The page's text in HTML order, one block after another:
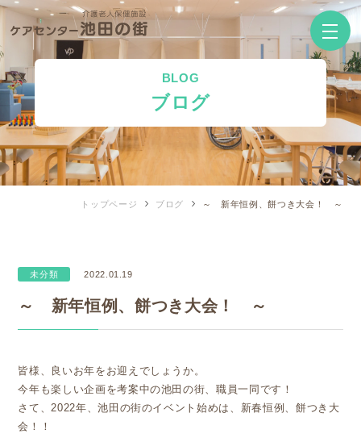
BLOG
ブログ
トップページ ブログ ～ 新年恒例、餅つき大会！ ～
未分類 2022.01.19
～ 新年恒例、餅つき大会！ ～
皆様、良いお年をお迎えでしょうか。
今年も楽しい企画を考案中の池田の街、職員一同です！
さて、2022年、池田の街のイベント始めは、新春恒例、餅つき大
会！！